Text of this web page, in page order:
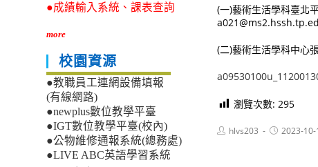
(一)藝術生活學科臺北
(二)藝術生活學科中心
瀏覽次數: 295
Posthlvs203
Post2023-10-
●成績輸入系統、課表查詢
more
校園資源
●教職員工連網設備填報
(有線網路)
●newplus數位教學平臺
●IGT數位教學平臺(校內)
●公物維修通報系統(總務處)
●LIVE ABC英語學習系統